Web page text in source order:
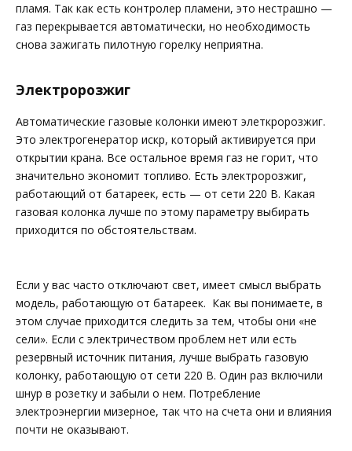
пламя. Так как есть контролер пламени, это нестрашно —
газ перекрывается автоматически, но необходимость
снова зажигать пилотную горелку неприятна.
Электророзжиг
Автоматические газовые колонки имеют элеткророзжиг.
Это электрогенератор искр, который активируется при
открытии крана. Все остальное время газ не горит, что
значительно экономит топливо. Есть электророзжиг,
работающий от батареек, есть — от сети 220 В. Какая
газовая колонка лучше по этому параметру выбирать
приходится по обстоятельствам.
Если у вас часто отключают свет, имеет смысл выбрать
модель, работающую от батареек. Как вы понимаете, в
этом случае приходится следить за тем, чтобы они «не
сели». Если с электричеством проблем нет или есть
резервный источник питания, лучше выбрать газовую
колонку, работающую от сети 220 В. Один раз включили
шнур в розетку и забыли о нем. Потребление
электроэнергии мизерное, так что на счета они и влияния
почти не оказывают.